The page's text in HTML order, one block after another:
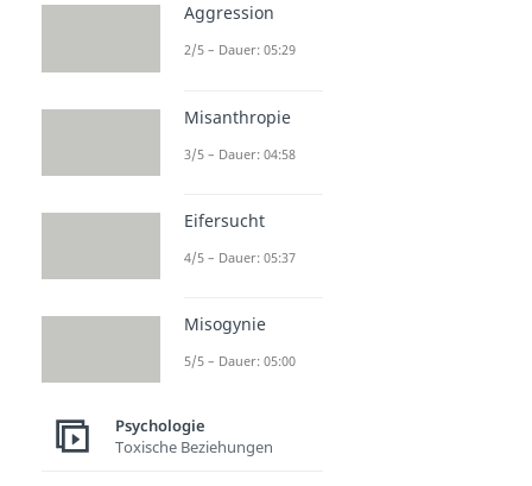
Aggression
2/5 – Dauer: 05:29
Misanthropie
3/5 – Dauer: 04:58
Eifersucht
4/5 – Dauer: 05:37
Misogynie
5/5 – Dauer: 05:00
Psychologie
Toxische Beziehungen